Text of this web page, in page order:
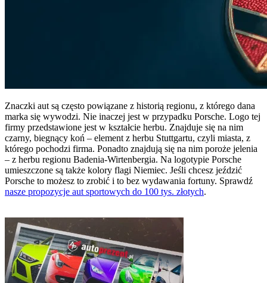
Znaczki aut są często powiązane z historią regionu, z którego dana
marka się wywodzi. Nie inaczej jest w przypadku Porsche. Logo tej
firmy przedstawione jest w kształcie herbu. Znajduje się na nim
czarny, biegnący koń – element z herbu Stuttgartu, czyli miasta, z
którego pochodzi firma. Ponadto znajdują się na nim poroże jelenia
– z herbu regionu Badenia-Wirtenbergia. Na logotypie Porsche
umieszczone są także kolory flagi Niemiec. Jeśli chcesz jeździć
Porsche to możesz to zrobić i to bez wydawania fortuny. Sprawdź
nasze propozycje aut sportowych do 100 tys. złotych.